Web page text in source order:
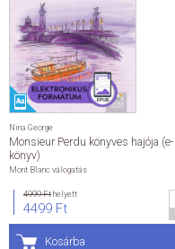
Nina George
Monsieur Perdu könyves hajója (e-
könyv)
Mont Blanc válogatás
4999 Fthelyett
4499 Ft
Kosárba